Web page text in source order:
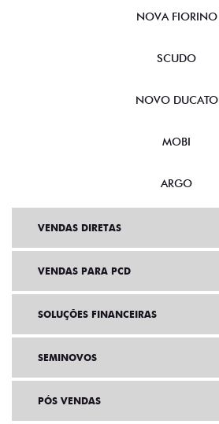
NOVA FIORINO
SCUDO
NOVO DUCATO
MOBI
ARGO
VENDAS DIRETAS
VENDAS PARA PCD
SOLUÇÕES FINANCEIRAS
SEMINOVOS
PÓS VENDAS